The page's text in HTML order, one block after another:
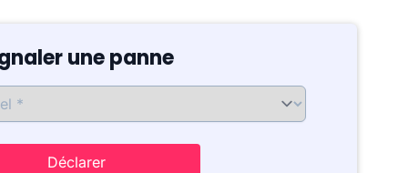
une panne
Déclarer